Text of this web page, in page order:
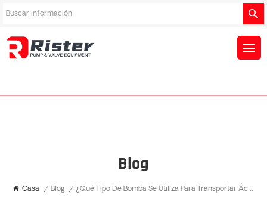
Blog
Casa / Blog / ¿Qué Tipo De Bomba Se Utiliza Para Transportar Ácido Sulfúrico Concentrado?